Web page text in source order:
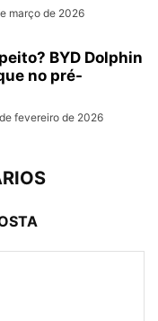
março de 2026
BYD Dolphin
no pré-
fevereiro de 2026